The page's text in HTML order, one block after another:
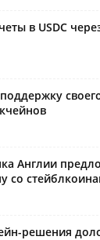
в USDC
Англии
со
решения